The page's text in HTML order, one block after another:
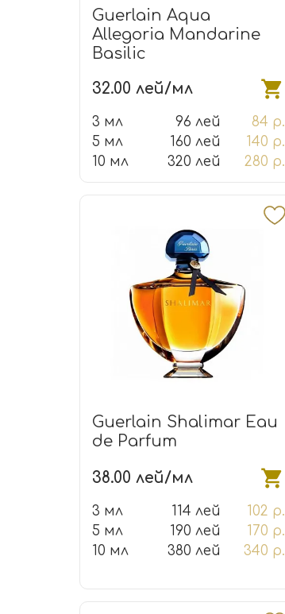
Guerlain Aqua
Allegoria Mandarine
Basilic
32.00 лей/мл
3 мл 96 лей
84 р.
5 мл
160 лей
140 р.
10 мл
320 лей 280 р.
Guerlain Shalimar Eau
de Parfum
38.00 лей/мл
3 мл 114 лей
102 р.
5 мл
190 лей
170 р.
10 мл
380 лей 340 р.